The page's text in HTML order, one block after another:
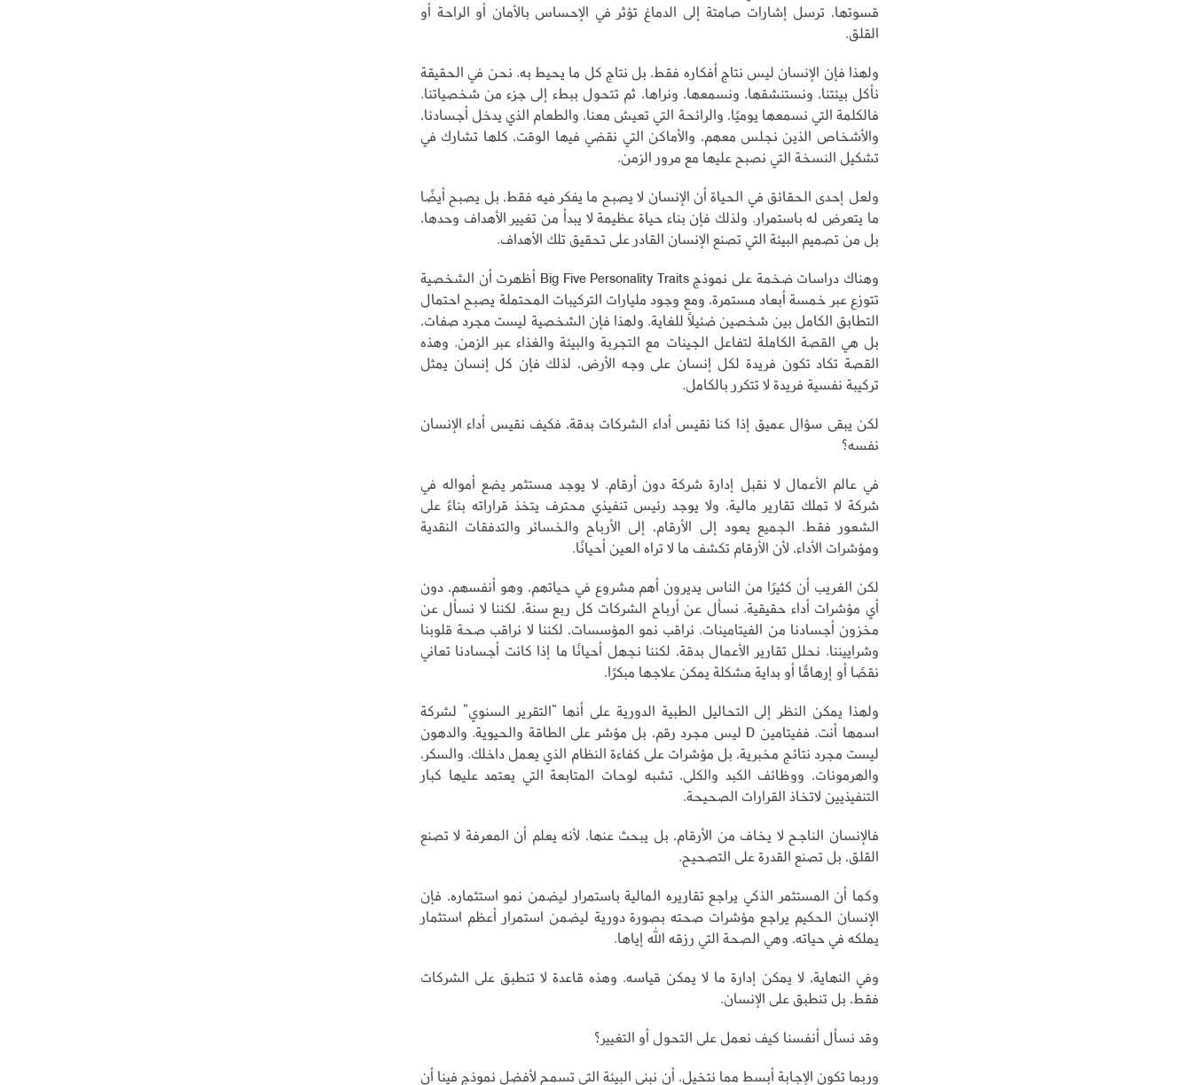
قسوتها، ترسل إشارات صامتة إلى الدماغ تؤثر في الإحساس بالأمان أو الراحة أو
القلق.
ولهذا فإن الإنسان ليس نتاج أفكاره فقط، بل نتاج كل ما يحيط به. نحن في الحقيقة
نأكل بيئتنا، ونستنشقها، ونسمعها، ونراها، ثم تتحول ببطء إلى جزء من شخصياتنا.
فالكلمة التي نسمعها يوميًا، والرائحة التي تعيش معنا، والطعام الذي يدخل أجسادنا،
والأشخاص الذين نجلس معهم، والأماكن التي نقضي فيها الوقت، كلها تشارك في
تشكيل النسخة التي نصبح عليها مع مرور الزمن.
ولعل إحدى الحقائق في الحياة أن الإنسان لا يصبح ما يفكر فيه فقط، بل يصبح أيضًا
ما يتعرض له باستمرار. ولذلك فإن بناء حياة عظيمة لا يبدأ من تغيير الأهداف وحدها،
بل من تصميم البيئة التي تصنع الإنسان القادر على تحقيق تلك الأهداف.
وهناك دراسات ضخمة على نموذج Big Five Personality Traits أظهرت أن الشخصية
تتوزع عبر خمسة أبعاد مستمرة، ومع وجود مليارات التركيبات المحتملة يصبح احتمال
التطابق الكامل بين شخصين ضئيلًا للغاية. ولهذا فإن الشخصية ليست مجرد صفات،
بل هي القصة الكاملة لتفاعل الجينات مع التجربة والبيئة والغذاء عبر الزمن. وهذه
القصة تكاد تكون فريدة لكل إنسان على وجه الأرض، لذلك فإن كل إنسان يمثل
تركيبة نفسية فريدة لا تتكرر بالكامل.
لكن يبقى سؤال عميق إذا كنا نقيس أداء الشركات بدقة، فكيف نقيس أداء الإنسان
نفسه؟
في عالم الأعمال لا نقبل إدارة شركة دون أرقام. لا يوجد مستثمر يضع أمواله في
شركة لا تملك تقارير مالية، ولا يوجد رئيس تنفيذي محترف يتخذ قراراته بناءً على
الشعور فقط. الجميع يعود إلى الأرقام، إلى الأرباح والخسائر والتدفقات النقدية
ومؤشرات الأداء، لأن الأرقام تكشف ما لا تراه العين أحيانًا.
لكن الغريب أن كثيرًا من الناس يديرون أهم مشروع في حياتهم، وهو أنفسهم، دون
أي مؤشرات أداء حقيقية. نسأل عن أرباح الشركات كل ربع سنة، لكننا لا نسأل عن
مخزون أجسادنا من الفيتامينات. نراقب نمو المؤسسات، لكننا لا نراقب صحة قلوبنا
وشراييننا. نحلل تقارير الأعمال بدقة، لكننا نجهل أحيانًا ما إذا كانت أجسادنا تعاني
نقصًا أو إرهاقًا أو بداية مشكلة يمكن علاجها مبكرًا.
ولهذا يمكن النظر إلى التحاليل الطبية الدورية على أنها “التقرير السنوي” لشركة
اسمها أنت. ففيتامين D ليس مجرد رقم، بل مؤشر على الطاقة والحيوية. والدهون
ليست مجرد نتائج مخبرية، بل مؤشرات على كفاءة النظام الذي يعمل داخلك. والسكر،
والهرمونات، ووظائف الكبد والكلى، تشبه لوحات المتابعة التي يعتمد عليها كبار
التنفيذيين لاتخاذ القرارات الصحيحة.
فالإنسان الناجح لا يخاف من الأرقام، بل يبحث عنها، لأنه يعلم أن المعرفة لا تصنع
القلق، بل تصنع القدرة على التصحيح.
وكما أن المستثمر الذكي يراجع تقاريره المالية باستمرار ليضمن نمو استثماره، فإن
الإنسان الحكيم يراجع مؤشرات صحته بصورة دورية ليضمن استمرار أعظم استثمار
يملكه في حياته، وهي الصحة التي رزقه الله إياها.
وفي النهاية، لا يمكن إدارة ما لا يمكن قياسه. وهذه قاعدة لا تنطبق على الشركات
فقط، بل تنطبق على الإنسان.
وقد نسأل أنفسنا كيف نعمل على التحول أو التغيير؟
وربما تكون الإجابة أبسط مما نتخيل، أن نبني البيئة التي تسمح لأفضل نموذج فينا أن